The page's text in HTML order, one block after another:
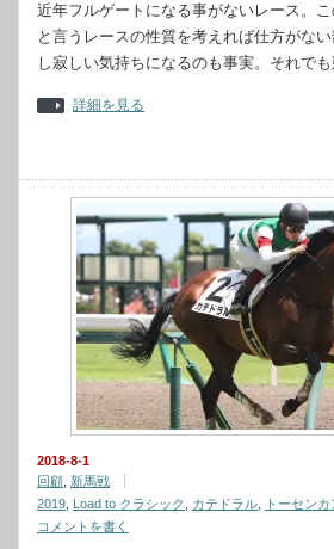
近年フルゲートになる事がないレース。
と言うレースの性質を考えれば仕方がな
し寂しい気持ちになるのも事実。それで
詳細を見る
2018-8-1
回顧 新馬戦
2019 Load to クラシック カテドラル トーセン
コメントを書く